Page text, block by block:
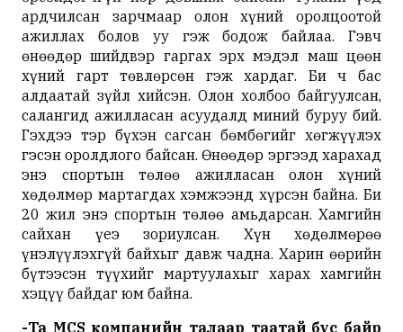
ардчилсан зарчмаар олон хүний оролцоотой
ажиллах болов уу гэж бодож байлаа. Гэвч
өнөөдөр шийдвэр гаргах эрх мэдэл маш цөөн
хүний гарт төвлөрсөн гэж хардаг. Би ч бас
алдаатай зүйл хийсэн. Олон холбоо байгуулсан,
салангид ажилласан асуудалд миний буруу бий.
Гэхдээ тэр бүхэн сагсан бөмбөгийг хөгжүүлэх
гэсэн оролдлого байсан. Өнөөдөр эргээд харахад
энэ спортын төлөө ажилласан олон хүний
хөдөлмөр мартагдах хэмжээнд хүрсэн байна. Би
20 жил энэ спортын төлөө амьдарсан. Хамгийн
сайхан үеэ зориулсан. Хүн хөдөлмөрөө
үнэлүүлэхгүй байхыг давж чадна. Харин өөрийн
бүтээсэн түүхийг мартуулахыг харах хамгийн
хэцүү байдаг юм байна.
-Та MCS компанийн талаар таатай бус байр